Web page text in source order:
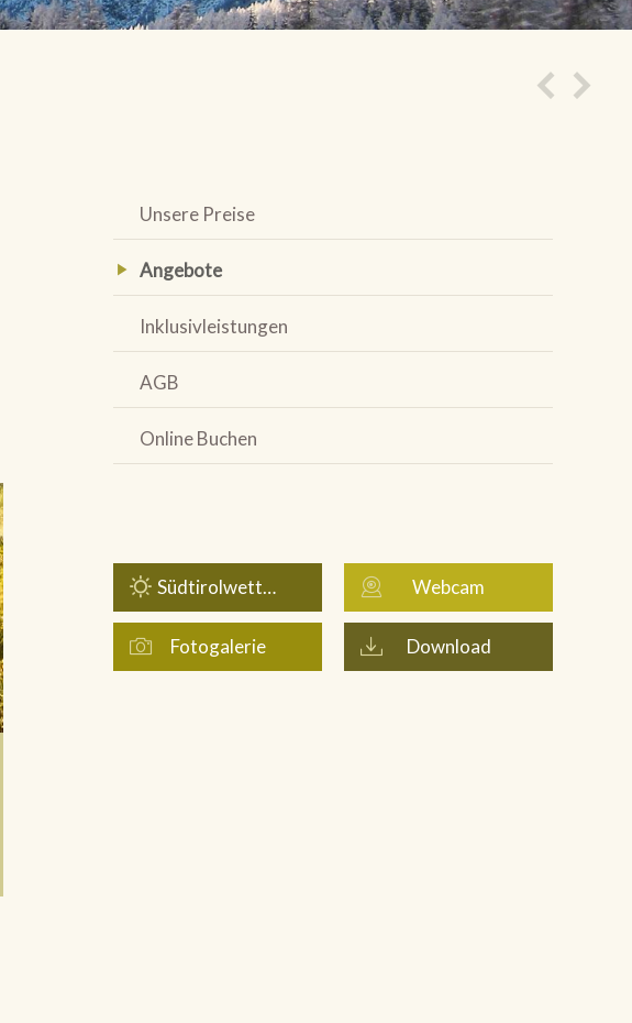
Unsere Preise
Angebote
Inklusivleistungen
AGB
Online Buchen
Südtirolwetter Webcam
Fotogalerie Download